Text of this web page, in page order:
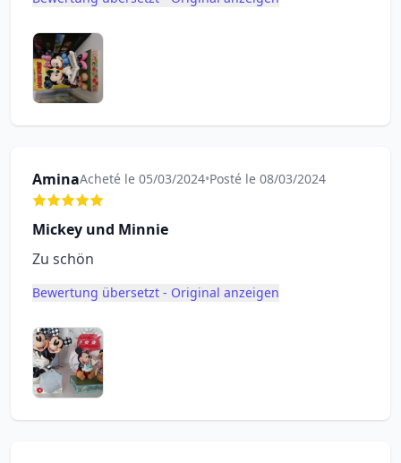
AminaAcheté le 05/03/2024•Posté le 08/03/2024
Mickey und Minnie
Zu schön
Bewertung übersetzt - Original anzeigen